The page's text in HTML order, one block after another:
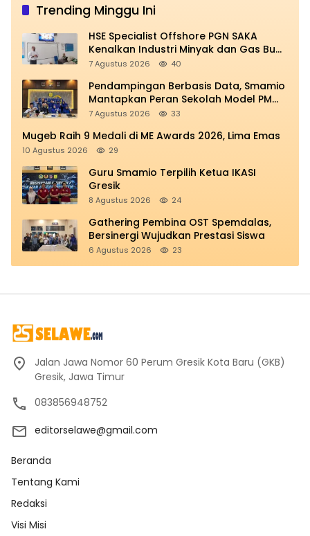
Trending Minggu Ini
HSE Specialist Offshore PGN SAKA
Kenalkan Industri Minyak dan Gas Bumi
di Spemdalas
7 Agustus 2026 40
Pendampingan Berbasis Data, Smamio
Mantapkan Peran Sekolah Model PM
dan KKA
7 Agustus 2026 33
Mugeb Raih 9 Medali di ME Awards 2026, Lima Emas
10 Agustus 2026 29
Guru Smamio Terpilih Ketua IKASI
Gresik
8 Agustus 2026 24
Gathering Pembina OST Spemdalas,
Bersinergi Wujudkan Prestasi Siswa
6 Agustus 2026 23
Jalan Jawa Nomor 60 Perum Gresik Kota Baru (GKB)
Gresik, Jawa Timur
083856948752
editorselawe@gmail.com
Beranda
Tentang Kami
Redaksi
Visi Misi